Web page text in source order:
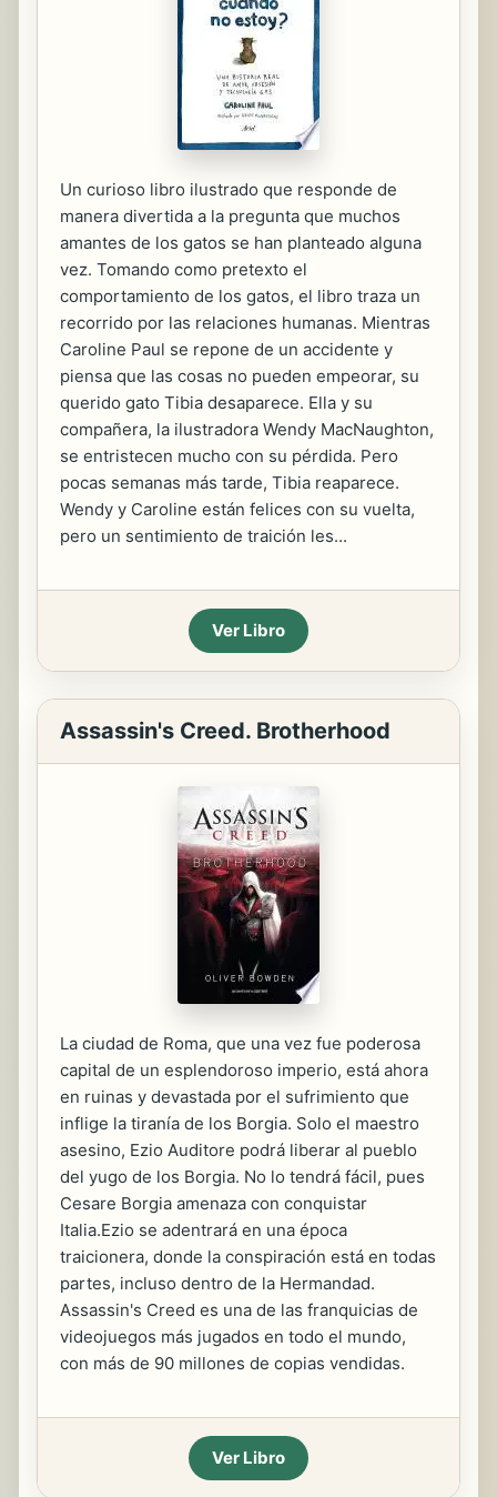
Un curioso libro ilustrado que responde de
manera divertida a la pregunta que muchos
amantes de los gatos se han planteado alguna
vez. Tomando como pretexto el
comportamiento de los gatos, el libro traza un
recorrido por las relaciones humanas. Mientras
Caroline Paul se repone de un accidente y
piensa que las cosas no pueden empeorar, su
querido gato Tibia desaparece. Ella y su
compañera, la ilustradora Wendy MacNaughton,
se entristecen mucho con su pérdida. Pero
pocas semanas más tarde, Tibia reaparece.
Wendy y Caroline están felices con su vuelta,
pero un sentimiento de traición les...
Ver Libro
Assassin's Creed. Brotherhood
La ciudad de Roma, que una vez fue poderosa
capital de un esplendoroso imperio, está ahora
en ruinas y devastada por el sufrimiento que
inflige la tiranía de los Borgia. Solo el maestro
asesino, Ezio Auditore podrá liberar al pueblo
del yugo de los Borgia. No lo tendrá fácil, pues
Cesare Borgia amenaza con conquistar
Italia.Ezio se adentrará en una época
traicionera, donde la conspiración está en todas
partes, incluso dentro de la Hermandad.
Assassin's Creed es una de las franquicias de
videojuegos más jugados en todo el mundo,
con más de 90 millones de copias vendidas.
Ver Libro